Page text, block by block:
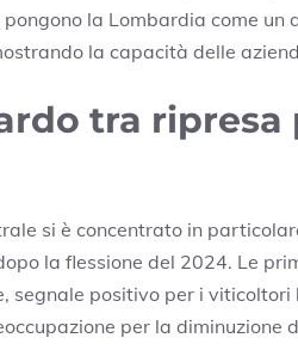
la Lombardia come un
la capacità delle
tra
si è concentrato in
la flessione del 2024. Le
segnale positivo per i
per la diminuzione